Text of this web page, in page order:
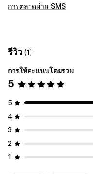
ประเภทแคมเปญ
ตะกร้าสินค้าที่ยังไม่ชำระเงิน
อีเมลติดตามผล อีเมลลดราคา
อีเมลตอบกลับทุกครั้ง
การวิเคราะห์
การตลาดผ่าน SMS
รีวิว (1)
การให้คะแนนโดยรวม
5
5
4
3
2
1